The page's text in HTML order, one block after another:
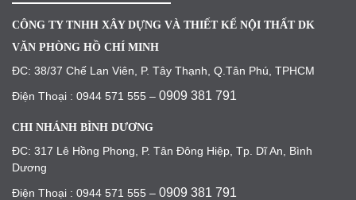
CÔNG TY TNHH XÂY DỰNG VÀ THIẾT KẾ NỘI THẤT DK
VĂN PHÒNG HỒ CHÍ MINH
ĐC: 38/37 Chế Lan Viên, P. Tây Thạnh, Q.Tân Phú, TPHCM
Điện Thoại : 0944 571 555 – 0909 381 791
CHI NHÁNH BÌNH DƯƠNG
ĐC: 317 Lê Hồng Phong, P. Tân Đông Hiệp, Tp. Dĩ An, Bình
Dương
Điện Thoại : 0944 571 555 – 0909 381 791